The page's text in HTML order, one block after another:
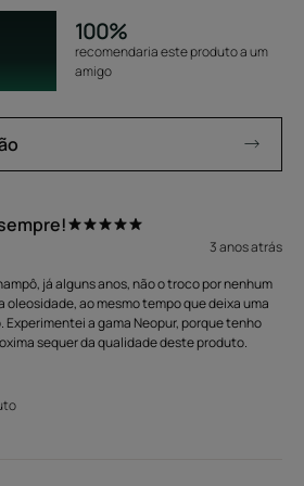
100%
recomendaria este produto a um
amigo
3 anos atrás
já alguns anos, não o troco por nenhum
ao mesmo tempo que deixa uma
a gama Neopur, porque tenho
sequer da qualidade deste produto.